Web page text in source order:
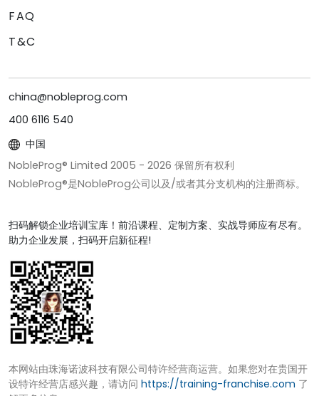
FAQ
T&C
china@nobleprog.com
400 6116 540
中国
NobleProg® Limited 2005 - 2026 保留所有权利
NobleProg®是NobleProg公司以及/或者其分支机构的注册商标。
扫码解锁企业培训宝库！前沿课程、定制方案、实战导师应有尽有。
助力企业发展，扫码开启新征程!
本网站由珠海诺波科技有限公司特许经营商运营。如果您对在贵国开
设特许经营店感兴趣，请访问 https://training-franchise.com 了